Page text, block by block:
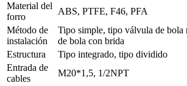
Material del
forro
ABS, PTFE, F46, PFA
Método de
instalación
Tipo simple, tipo válvula de bola
de bola con brida
Estructura
Tipo integrado, tipo dividido
Entrada de
cables
M20*1,5, 1/2NPT